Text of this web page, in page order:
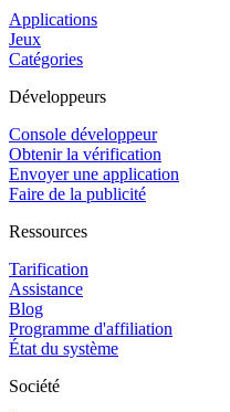
Applications
Jeux
Catégories
Développeurs
Console développeur
Obtenir la vérification
Envoyer une application
Faire de la publicité
Ressources
Tarification
Assistance
Blog
Programme d'affiliation
État du système
Société